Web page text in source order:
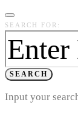
SEARCH FOR:
SEARCH
Input your